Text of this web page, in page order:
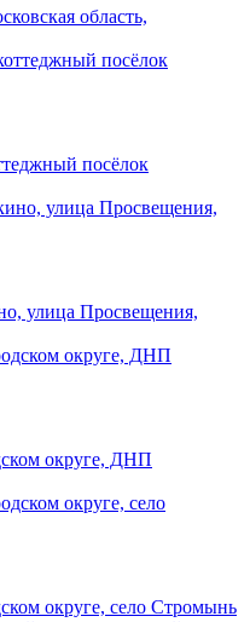
область,
посёлок
улица Просвещения,
округе, ДНП
округе, село Стромынь